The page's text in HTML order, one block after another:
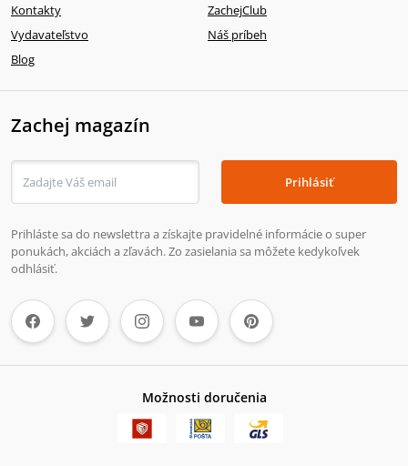
Kontakty
ZachejClub
Vydavateľstvo
Náš príbeh
Blog
Zachej magazín
Prihlásiť
Prihláste sa do newslettra a získajte pravidelné informácie o super
ponukách, akciách a zľavách. Zo zasielania sa môžete kedykoľvek
odhlásiť.
Možnosti doručenia